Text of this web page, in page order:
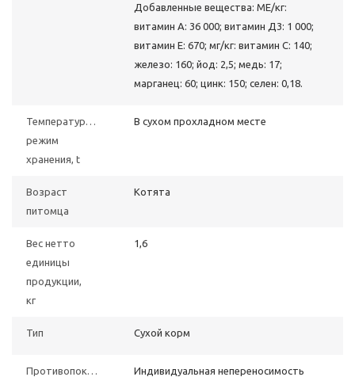
Добавленные вещества: МЕ/кг:
витамин А: 36 000; витамин Д3: 1 000;
витамин E: 670; мг/кг: витамин C: 140;
железо: 160; йод: 2,5; медь: 17;
марганец: 60; цинк: 150; селен: 0,18.
Температурный
режим
хранения, t
В сухом прохладном месте
Возраст
питомца
Котята
Вес нетто
единицы
продукции,
кг
1,6
Тип Сухой корм
Противопоказания
Индивидуальная непереносимость